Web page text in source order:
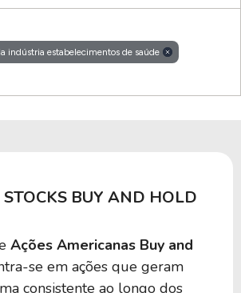
indústria estabelecimentos de saúde
BUY AND HOLD
Ações Americanas Buy and
se em ações que geram
consistente ao longo dos